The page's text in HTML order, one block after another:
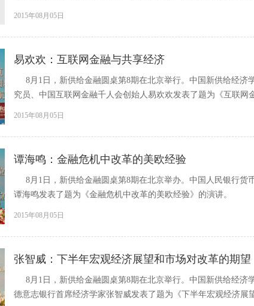
2015年08月05日
易欢欢：互联网金融与共享经济
8月1日，新供给金融圆桌第8期在北京举行。中国新供给经济
究员、中国互联网金融千人会创始人易欢欢发表了题为《互联网
2015年08月05日
谭海鸣：金融危机中改革的美欧经验
8月1日，新供给金融圆桌第8期在北京举办。中国人民银行货
谭海鸣发表了题为《金融危机中改革的美欧经验》的演讲。
2015年08月05日
张智威：下半年宏观经济展望和市场对改革的期望
8月1日，新供给金融圆桌第8期在北京举行。中国新供给经济学
德意志银行首席经济学家张智威发表了题为《下半年宏观经济展